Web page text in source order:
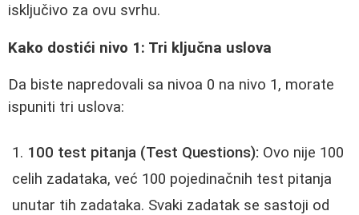
isključivo za ovu svrhu.
Kako dostići nivo 1: Tri ključna uslova
Da biste napredovali sa nivoa 0 na nivo 1, morate
ispuniti tri uslova:
100 test pitanja (Test Questions): Ovo nije 100
celih zadataka, već 100 pojedinačnih test pitanja
unutar tih zadataka. Svaki zadatak se sastoji od